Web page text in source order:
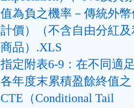
值為負之機率－傳統外
計價）（不含自由分紅
商品）.XLS
指定附表6-9：在不同適
各年度末累積盈餘終值之
CTE（Conditional Tail